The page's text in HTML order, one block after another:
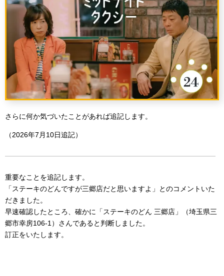
さらに何か気づいたことがあれば追記します。
（2026年7月10日追記）
重要なことを追記します。
「ステーキのどんですが三郷店だと思いますよ」とのコメントいた
だきました。
早速確認したところ、確かに「ステーキのどん 三郷店」（埼玉県三
郷市幸房106-1）さんであると判断しました。
訂正をいたします。